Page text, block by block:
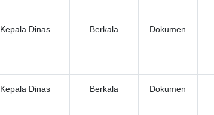
Kepala Dinas Berkala Dokumen
Kepala Dinas Berkala Dokumen